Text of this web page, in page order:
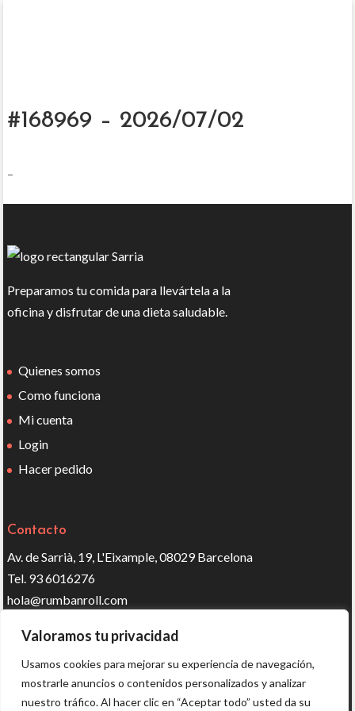
Valoramos tu privacidad
Usamos cookies para mejorar su experiencia de navegación,
mostrarle anuncios o contenidos personalizados y analizar
nuestro tráfico. Al hacer clic en “Aceptar todo” usted da su
#168969 – 2026/07/02
–
Preparamos tu comida para llevártela a la
oficina y disfrutar de una dieta saludable.
Quienes somos
Como funciona
Mi cuenta
Login
Hacer pedido
Contacto
Av. de Sarrià, 19, L'Eixample, 08029 Barcelona
Tel. 93 6016276
hola@rumbanroll.com
Síguenos en redes